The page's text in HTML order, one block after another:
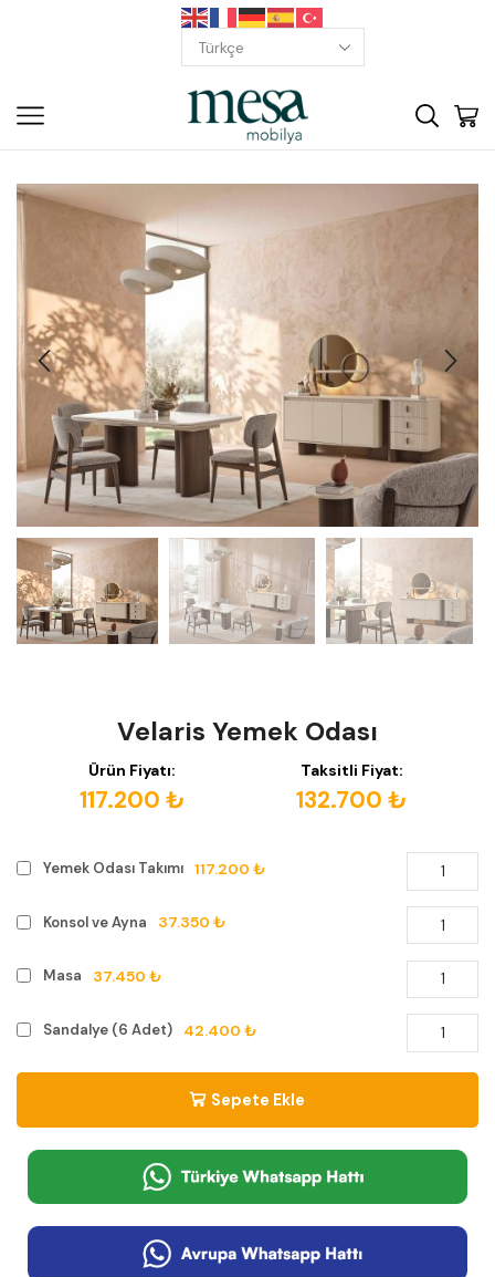
Velaris Yemek Odası
Ürün Fiyatı:
117.200 ₺
Taksitli Fiyat:
132.700 ₺
Yemek Odası Takımı 117.200 ₺
Konsol ve Ayna 37.350 ₺
Masa 37.450 ₺
Sandalye (6 Adet) 42.400 ₺
Sepete Ekle